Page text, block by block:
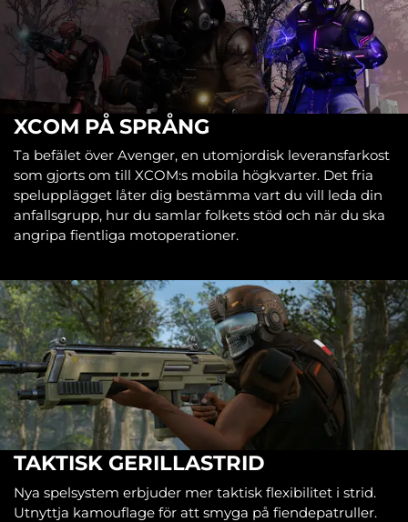
XCOM PÅ SPRÅNG
Ta befälet över Avenger, en utomjordisk leveransfarkost
som gjorts om till XCOM:s mobila högkvarter. Det fria
spelupplägget låter dig bestämma vart du vill leda din
anfallsgrupp, hur du samlar folkets stöd och när du ska
angripa fientliga motoperationer.
TAKTISK GERILLASTRID
Nya spelsystem erbjuder mer taktisk flexibilitet i strid.
Utnyttja kamouflage för att smyga på fiendepatruller.